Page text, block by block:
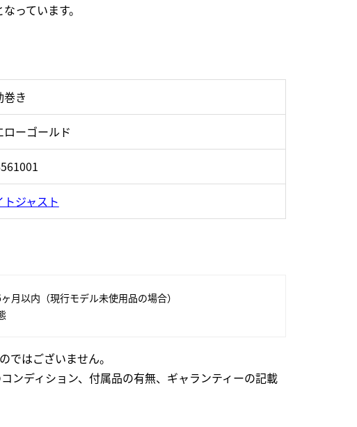
っています。
巻き
ローゴールド
トジャスト
月以内（現行モデル未使用品の場合）
ではございません。
ンディション、付属品の有無、ギャランティーの記載